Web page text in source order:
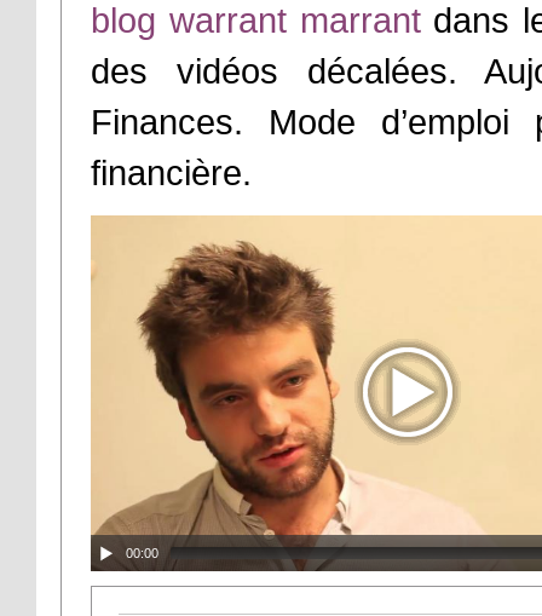
blog warrant marrantdans
des vidéos décalées.
Finances. Mode
financière.
00:00